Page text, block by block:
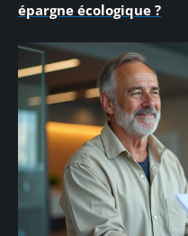
épargne écologique ?